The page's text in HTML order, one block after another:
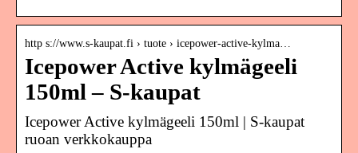
http s://www.s-kaupat.fi › tuote › icepower-active-kylma…
Icepower Active kylmägeeli
150ml – S-kaupat
Icepower Active kylmägeeli 150ml | S-kaupat
ruoan verkkokauppa